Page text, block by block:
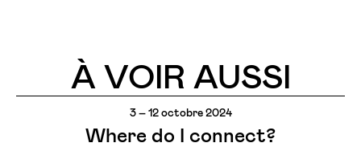
À VOIR AUSSI
3 – 12 octobre 2024
Where do I connect?